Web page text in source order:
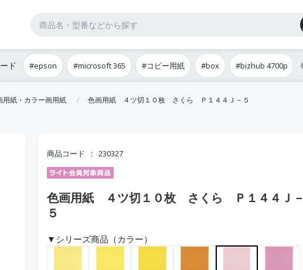
ド #epson #microsoft 365 #コピー用紙 #box #bizhub 4700p
用紙・カラー画用紙 色画用紙 ４ツ切１０枚 さくら Ｐ１４４Ｊ－５
商品コード 230327
色画用紙 ４ツ切１０枚 さくら Ｐ１４４Ｊ－
５
▼シリーズ商品（カラー）